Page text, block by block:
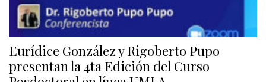
Eurídice González y Rigoberto Pupo
presentan la 4ta Edición del Curso